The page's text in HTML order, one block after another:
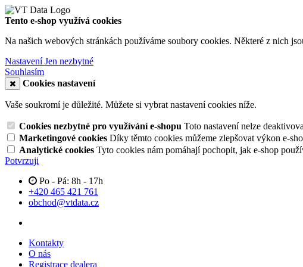
Tento e-shop využívá cookies
Na našich webových stránkách používáme soubory cookies. Některé z nich
NastaveníJen nezbytné
Souhlasím
Cookies nastavení
Vaše soukromí je důležité. Můžete si vybrat nastavení cookies níže.
Cookies nezbytné pro využívání e-shopu Toto nastavení nelze
Marketingové cookies Díky těmto cookies můžeme zlepšovat výkon e-
Analytické cookies Tyto cookies nám pomáhají pochopit, jak e-shop
Potvrzuji
Po - Pá: 8h - 17h
+420 465 421 761
obchod@vtdata.cz
Kontakty
O nás
Registrace dealera